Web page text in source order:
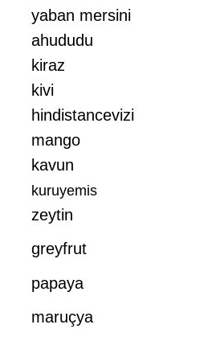
yaban mersini
ahududu
kiraz
kivi
hindistancevizi
mango
kavun
kuruyemis
zeytin
greyfrut
papaya
maruçya